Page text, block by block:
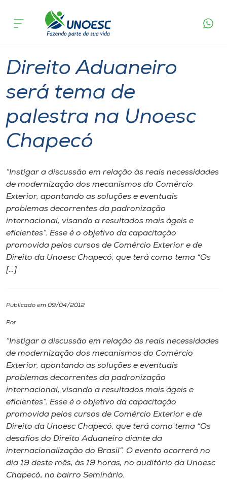
Cursos
Atendimento ao Estudante
Portal de Ensino
A
Internacionalização
I.nova
Cultura
CPA
Biblioteca
Editora
Rádio
Museu
acontece
Direito Aduaneiro
será tema de
palestra na Unoesc
Chapecó
“Instigar a discussão em relação às reais necessidades
de modernização dos mecanismos do Comércio
Exterior, apontando as soluções e eventuais
problemas decorrentes da padronização
internacional, visando a resultados mais ágeis e
eficientes”. Esse é o objetivo da capacitação
promovida pelos cursos de Comércio Exterior e de
Direito da Unoesc Chapecó, que terá como tema “Os
[…]
Publicado em 09/04/2012
Por
“Instigar a discussão em relação às reais necessidades
de modernização dos mecanismos do Comércio
Exterior, apontando as soluções e eventuais
problemas decorrentes da padronização
internacional, visando a resultados mais ágeis e
eficientes”. Esse é o objetivo da capacitação
promovida pelos cursos de Comércio Exterior e de
Direito da Unoesc Chapecó, que terá como tema “Os
desafios do Direito Aduaneiro diante da
internacionalização do Brasil”. O evento ocorrerá no
dia 19 deste mês, às 19 horas, no auditório da Unoesc
Chapecó, no bairro Seminário.